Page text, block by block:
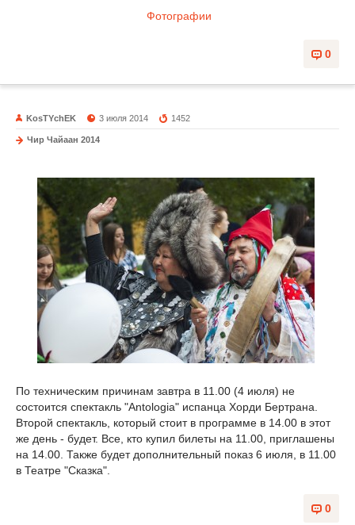
Фотографии
0
KosTYchEK 3 июля 2014 1452
Чир Чайаан 2014
По техническим причинам завтра в 11.00 (4 июля) не
состоится спектакль "Antologia" испанца Хорди Бертрана.
Второй спектакль, который стоит в программе в 14.00 в этот
же день - будет. Все, кто купил билеты на 11.00, приглашены
на 14.00. Также будет дополнительный показ 6 июля, в 11.00
в Театре "Сказка".
0